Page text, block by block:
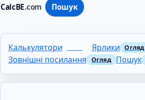
CalcBE.com Пошук
Калькулятори
Ярлики
Зовнішні посилання
Пошук